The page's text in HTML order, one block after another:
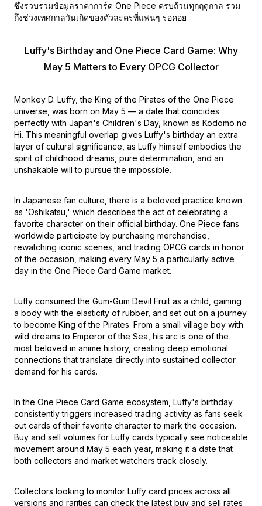
ซึ่งรวบรวมข้อมูลราคาการ์ด One Piece ครบถ้วนทุกฤดูกาล รวม
ถึงช่วงเทศกาลวันเกิดของตัวละครที่แฟนๆ รอคอย
Luffy's Birthday and One Piece Card Game: Why
May 5 Matters to Every OPCG Collector
Monkey D. Luffy, the King of the Pirates of the One Piece
universe, was born on May 5 — a date that coincides
perfectly with Japan's Children's Day, known as Kodomo no
Hi. This meaningful overlap gives Luffy's birthday an extra
layer of cultural significance, as Luffy himself embodies the
spirit of childhood dreams, pure determination, and an
unshakable will to pursue the impossible.
In Japanese fan culture, there is a beloved practice known
as 'Oshikatsu,' which describes the act of celebrating a
favorite character on their official birthday. One Piece fans
worldwide participate by purchasing merchandise,
rewatching iconic scenes, and trading OPCG cards in honor
of the occasion, making every May 5 a particularly active
day in the One Piece Card Game market.
Luffy consumed the Gum-Gum Devil Fruit as a child, gaining
a body with the elasticity of rubber, and set out on a journey
to become King of the Pirates. From a small village boy with
wild dreams to Emperor of the Sea, his arc is one of the
most beloved in anime history, creating deep emotional
connections that translate directly into sustained collector
demand for his cards.
In the One Piece Card Game ecosystem, Luffy's birthday
consistently triggers increased trading activity as fans seek
out cards of their favorite character to mark the occasion.
Buy and sell volumes for Luffy cards typically see noticeable
movement around May 5 each year, making it a date that
both collectors and market watchers track closely.
Collectors looking to monitor Luffy card prices across all
versions and rarities can check the latest buy and sell rates